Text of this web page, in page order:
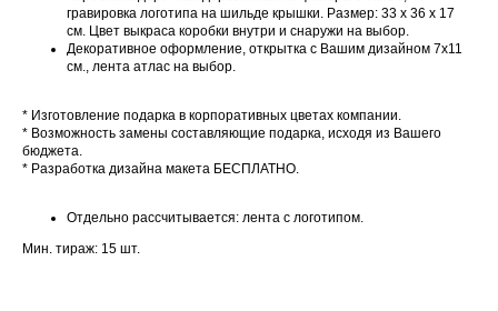
гравировка логотипа на шильде крышки. Размер: 33 х 36 х 17
см. Цвет выкраса коробки внутри и снаружи на выбор.
Декоративное оформление, открытка с Вашим дизайном 7х11
см., лента атлас на выбор.
* Изготовление подарка в корпоративных цветах компании.
* Возможность замены составляющие подарка, исходя из Вашего
бюджета.
* Разработка дизайна макета БЕСПЛАТНО.
Отдельно рассчитывается: лента с логотипом.
Мин. тираж: 15 шт.